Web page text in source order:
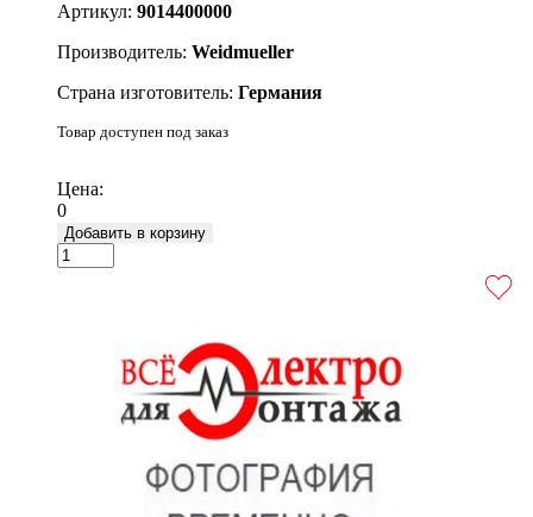
Артикул: 9014400000
Производитель: Weidmueller
Страна изготовитель: Германия
Товар доступен под заказ
Цена:
0
Добавить в корзину